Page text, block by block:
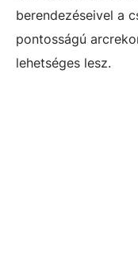
berendezéseivel a
pontosságú
lehetséges lesz.